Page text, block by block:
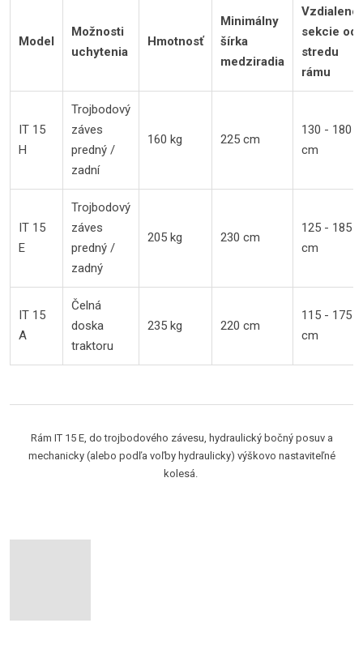
Model
Možnosti
uchytenia
Hmotnosť
Minimálny
šírka
medziradia
sekcie od
stredu
rámu
IT 15
H
Trojbodový
záves
predný /
zadní
160 kg 225 cm
130 - 180
cm
IT 15
E
Trojbodový
záves
predný /
zadný
205 kg 230 cm
125 - 185
cm
IT 15
A
Čelná
doska
traktoru
235 kg 220 cm
115 - 175
cm
Rám IT 15 E, do trojbodového závesu, hydraulický bočný posuv a
mechanicky (alebo podľa voľby hydraulicky) výškovo nastaviteľné
kolesá.